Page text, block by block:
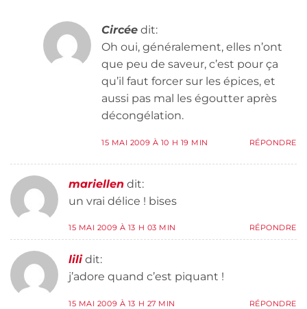
Circée dit:
Oh oui, généralement, elles n’ont
que peu de saveur, c’est pour ça
qu’il faut forcer sur les épices, et
aussi pas mal les égoutter après
décongélation.
15 MAI 2009 À 10 H 19 MIN RÉPONDRE
mariellen dit:
un vrai délice ! bises
15 MAI 2009 À 13 H 03 MIN RÉPONDRE
lili dit:
j’adore quand c’est piquant !
15 MAI 2009 À 13 H 27 MIN RÉPONDRE